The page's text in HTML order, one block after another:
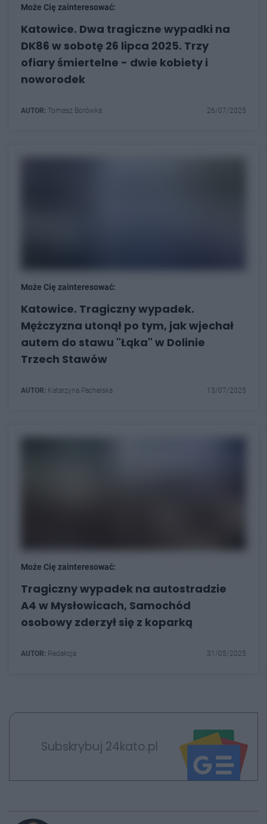
Może Cię zainteresować:
Katowice. Dwa tragiczne wypadki na
DK86 w sobotę 26 lipca 2025. Trzy
ofiary śmiertelne - dwie kobiety i
noworodek
AUTOR: Tomasz Borówka 26/07/2025
Może Cię zainteresować:
Katowice. Tragiczny wypadek.
Mężczyzna utonął po tym, jak wjechał
autem do stawu "Łąka" w Dolinie
Trzech Stawów
AUTOR: Katarzyna Pachelska 13/07/2025
Może Cię zainteresować:
Tragiczny wypadek na autostradzie
A4 w Mysłowicach, Samochód
osobowy zderzył się z koparką
AUTOR: Redakcja 31/05/2025
Subskrybuj 24kato.pl